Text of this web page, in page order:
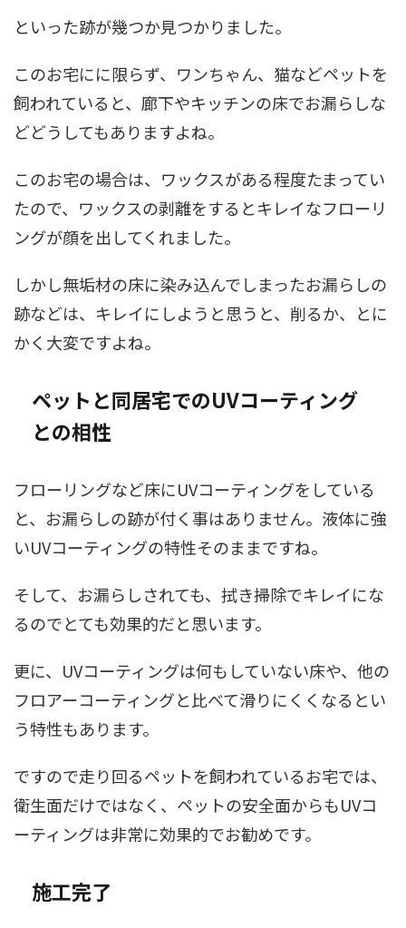
といった跡が幾つか見つかりました。
このお宅にに限らず、ワンちゃん、猫などペットを
飼われていると、廊下やキッチンの床でお漏らしな
どどうしてもありますよね。
このお宅の場合は、ワックスがある程度たまってい
たので、ワックスの剥離をするとキレイなフローリ
ングが顔を出してくれました。
しかし無垢材の床に染み込んでしまったお漏らしの
跡などは、キレイにしようと思うと、削るか、とに
かく大変ですよね。
ペットと同居宅でのUVコーティング
との相性
フローリングなど床にUVコーティングをしている
と、お漏らしの跡が付く事はありません。液体に強
いUVコーティングの特性そのままですね。
そして、お漏らしされても、拭き掃除でキレイにな
るのでとても効果的だと思います。
更に、UVコーティングは何もしていない床や、他の
フロアーコーティングと比べて滑りにくくなるとい
う特性もあります。
ですので走り回るペットを飼われているお宅では、
衛生面だけではなく、ペットの安全面からもUVコ
ーティングは非常に効果的でお勧めです。
施工完了